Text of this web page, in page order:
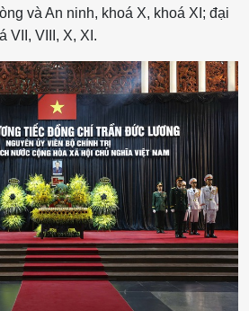
và An ninh, khoá X, khoá XI; đại
VII, VIII, X, XI.